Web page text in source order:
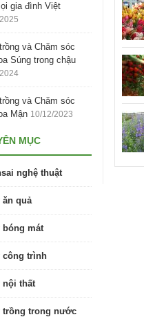
gia đình Việt
và Chăm sóc
Súng trong chậu
và Chăm sóc
Mận 10/12/2023
MỤC
nghệ thuật
ăn quả
bóng mát
công trình
nội thất
trồng trong nước